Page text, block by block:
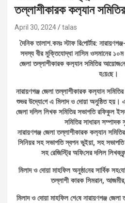
তল্লাশীকারক কল‌্যান স‌মি‌তির
April 30, 2024 talas
দৈনিক তালাশ.কমঃ স্টাফ রি‌পোর্টার:
সদস্য বীর মুক্তিযোদ্ধা নাসিম ওসমানের ১০ম
জেলা তল্লাশীকারক কল‌্যান স‌মি‌তির আয়োজ‌নে
হ‌য়ে‌ছে।
নারায়ণগঞ্জ জেলা তল্লাশীকারক কল‌্যান স‌মি‌তির
শুভর উদ্যো‌গে এ মিলাদ ও দোয়া অনু‌ষ্ঠিত হ‌য়।
জেলা দ‌লিল লিখক স‌মি‌তির সভাপ‌তি র‌ফিকুল
স‌মি‌তির সাধারন সম্পাদক
নারায়ণগঞ্জ জেলা তল্লাশীকারক কল‌্যান
সি‌নিয়র সহ সভাপ‌তি স্বপন ভুইয়া, সহ
সহ রে‌জি‌স্ট্রি অ‌ফি‌সের দ‌লিল
মিলাদ ও দোয়া মাহ‌ফিল অনুষ্ঠা‌নের সা‌র্বিক
তল্লাশী কারক সিমরান,
মিলাদ ও দোয়া মাহ‌ফিল শে‌ষে নারায়ণগঞ্জ